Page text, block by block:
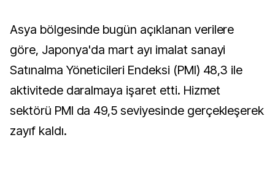
Asya bölgesinde bugün açıklanan verilere
göre, Japonya'da mart ayı imalat sanayi
Satınalma Yöneticileri Endeksi (PMI) 48,3 ile
aktivitede daralmaya işaret etti. Hizmet
sektörü PMI da 49,5 seviyesinde gerçekleşerek
zayıf kaldı.